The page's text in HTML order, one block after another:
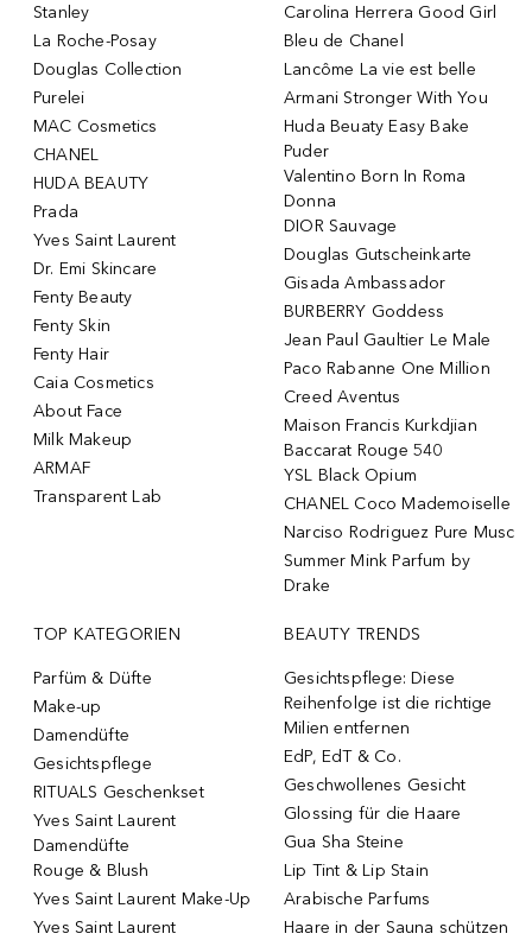
Stanley
La Roche-Posay
Douglas Collection
Purelei
MAC Cosmetics
CHANEL
HUDA BEAUTY
Prada
Yves Saint Laurent
Dr. Emi Skincare
Fenty Beauty
Fenty Skin
Fenty Hair
Caia Cosmetics
About Face
Milk Makeup
ARMAF
Transparent Lab
Carolina Herrera Good Girl
Bleu de Chanel
Lancôme La vie est belle
Armani Stronger With You
Huda Beuaty Easy Bake
Puder
Valentino Born In Roma
Donna
DIOR Sauvage
Douglas Gutscheinkarte
Gisada Ambassador
BURBERRY Goddess
Jean Paul Gaultier Le Male
Paco Rabanne One Million
Creed Aventus
Maison Francis Kurkdjian
Baccarat Rouge 540
YSL Black Opium
CHANEL Coco Mademoiselle
Narciso Rodriguez Pure Musc
Summer Mink Parfum by
Drake
TOP KATEGORIEN
Parfüm & Düfte
Make-up
Damendüfte
Gesichtspflege
RITUALS Geschenkset
Yves Saint Laurent
Damendüfte
Rouge & Blush
Yves Saint Laurent Make-Up
Yves Saint Laurent
BEAUTY TRENDS
Gesichtspflege: Diese
Reihenfolge ist die richtige
Milien entfernen
EdP, EdT & Co.
Geschwollenes Gesicht
Glossing für die Haare
Gua Sha Steine
Lip Tint & Lip Stain
Arabische Parfums
Haare in der Sauna schützen